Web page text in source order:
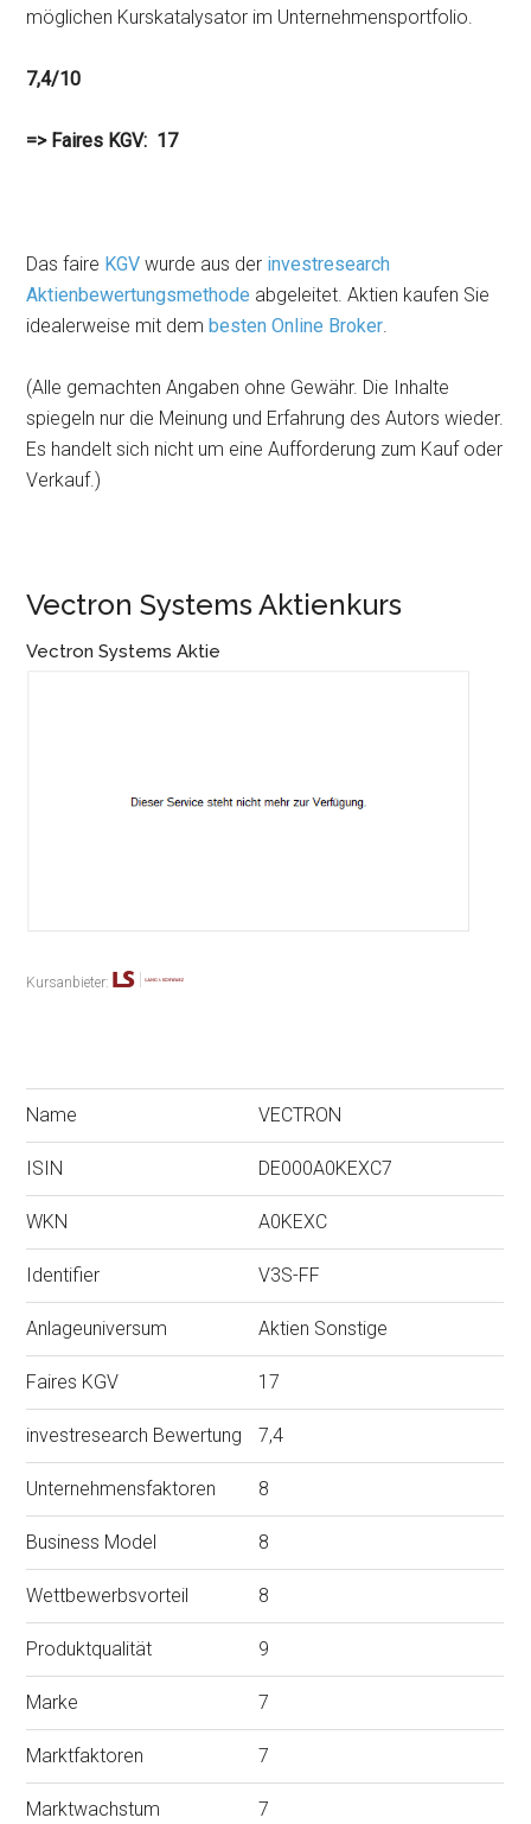
möglichen Kurskatalysator im Unternehmensportfolio.
7,4/10
=> Faires KGV: 17
Das faire KGV wurde aus der investresearch
Aktienbewertungsmethode abgeleitet. Aktien kaufen Sie
idealerweise mit dembesten Online Broker.
(Alle gemachten Angaben ohne Gewähr. Die Inhalte
spiegeln nur die Meinung und Erfahrung des Autors wieder.
Es handelt sich nicht um eine Aufforderung zum Kauf oder
Verkauf.)
Vectron Systems Aktienkurs
Vectron Systems Aktie
Kursanbieter:
Name VECTRON
ISIN DE000A0KEXC7
WKN A0KEXC
Identifier V3S-FF
Anlageuniversum Aktien Sonstige
Faires KGV 17
investresearch Bewertung 7,4
Unternehmensfaktoren 8
Business Model 8
Wettbewerbsvorteil 8
Produktqualität 9
Marke 7
Marktfaktoren 7
Marktwachstum 7